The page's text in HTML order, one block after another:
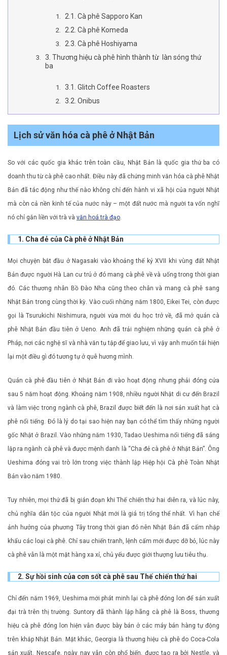
2.1. Cà phê Sapporo Kan
2.2. Cà phê Komeda
2.3. Cà phê Hoshiyama
3. Thương hiệu cà phê hình thành từ làn sóng thứ
ba
3.1. Glitch Coffee Roasters
3.2. Onibus
Lịch sử văn hóa cà phê ở Nhật Bản
So với các quốc gia khác trên toàn cầu, Nhật Bản là quốc gia thứ ba có
doanh thu từ cà phê cao nhất. Điều này đã chứng minh văn hóa cà phê Nhật
Bản đã tác động như thế nào không chỉ đến hành vi xã hội của người Nhật
mà còn cả nền kinh tế của nước này – một đất nước mà người ta vốn nghĩ
nó chỉ gắn liền với trà và văn hoá trà đạo.
1. Cha đẻ của Cà phê ở Nhật Bản
Mọi chuyện bắt đầu ở Nagasaki vào khoảng thế kỷ XVII khi vùng đất Nhật
Bản được người Hà Lan cư trú ở đó mang cà phê về và uống trong thời gian
đó. Các thương nhân Bồ Đào Nha cũng theo chân và mang cà phê sang
Nhật Bản trong cùng thời kỳ. Vào cuối những năm 1800, Eikei Tei, còn được
gọi là Tsurukichi Nishimura, người vừa mới du học trở về, đã mở quán cà
phê Nhật Bản đầu tiên ở Ueno. Anh đã trải nghiệm những quán cà phê ở
Pháp, nơi các nghệ sĩ và nhà văn tụ tập để giao lưu, vì vậy anh muốn tái hiện
lại một điều gì đó tương tự ở quê hương mình.
Quán cà phê đầu tiên ở Nhật Bản đi vào hoạt động nhưng phải đóng cửa
sau 5 năm hoạt động. Khoảng năm 1908, nhiều người Nhật di cư đến Brazil
và làm việc trong ngành cà phê, Brazil được biết đến là nơi sản xuất hạt cà
phê nổi tiếng. Đó là lý do tại sao hiện nay bạn có thể tìm thấy những người
gốc Nhật ở Brazil. Vào những năm 1930, Tadao Ueshima nổi tiếng đã sáng
lập ra ngành cà phê và được mệnh danh là “Cha đẻ cà phê ở Nhật Bản”. Ông
Ueshima đóng vai trò lớn trong việc thành lập Hiệp hội Cà phê Toàn Nhật
Bản vào năm 1980.
Tuy nhiên, mọi thứ đã bị gián đoạn khi Thế chiến thứ hai diễn ra, và lúc này,
chủ nghĩa dân tộc của người Nhật mới là giá trị tổng thể nhất. Vì hạn chế
ảnh hưởng của phương Tây trong thời gian đó nên Nhật Bản đã cấm nhập
khẩu các loại cà phê. Chỉ sau chiến tranh, lệnh cấm mới được dỡ bỏ, lúc này
cà phê vẫn là một mặt hàng xa xỉ, chủ yếu được giới thượng lưu tiêu thụ.
2. Sự hồi sinh của cơn sốt cà phê sau Thế chiến thứ hai
Chỉ đến năm 1969, Ueshima mới phát minh lại cà phê đóng lon để sản xuất
đại trà trên thị trường. Suntory đã thành lập hãng cà phê là Boss, thương
hiệu cà phê đóng lon hiện vẫn được bày bán ở các máy bán hàng tự động
trên khắp Nhật Bản. Mặt khác, Georgia là thương hiệu cà phê do Coca-Cola
sản xuất. Nescafe, ngày nay vẫn còn phổ biến, được tạo ra bởi Nestle, và